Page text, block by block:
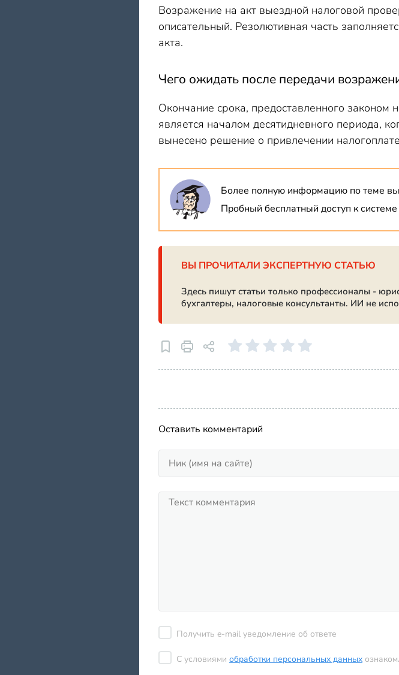
Возражение на акт выездной налоговой
описательный. Резолютивная часть
акта.
Чего ожидать после передачи
Окончание срока, предоставленного
является началом десятидневного периода,
вынесено решение о привлечении
Более полную информацию по теме
Пробный бесплатный доступ к
ВЫ ПРОЧИТАЛИ ЭКСПЕРТНУЮ СТАТЬЮ
Здесь пишут статьи только профессионалы -
бухгалтеры, налоговые консультанты. ИИ не
Оставить комментарий
Получить e-mail уведомление об ответе
С условиями обработки персональных данных